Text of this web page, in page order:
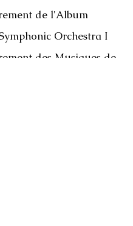
de l'Album
Orchestra I
des Musiques de